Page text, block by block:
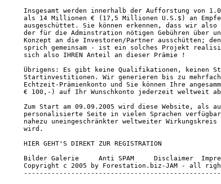
Insgesamt werden innerhalb der Aufforstung von
als 14 Millionen € (17,5 Millionen U.S.$) an
ausgeschüttet. Sie können erkennen, dass wir
der für die Adminstration nötigen Gebühren über
Konzept an die Investoren/Partner ausschütten;
sprich gemeinsam - ist ein solches Projekt
sich also IHREN Anteil an dieser Prämie !
Übrigens: Es gibt keine Qualifikationen, keinen
Startinvestitionen. Wir generieren bis zu
Echtzeit-Prämienkonto und Sie können Ihre
€ 100,-) auf Ihr Wunschkonto jederzeit weltweit
Zum Start am 09.09.2005 wird diese Website, als
personalisierte Seite in vielen Sprachen
nahezu uneingeschränkter weltweiter
wird.
HIER GEHT'S DIREKT ZUR REGISTRATION
Bilder Galerie     Anti SPAM     Disclaimer
Copyright c 2005 by Forestation.biz-JAM - all